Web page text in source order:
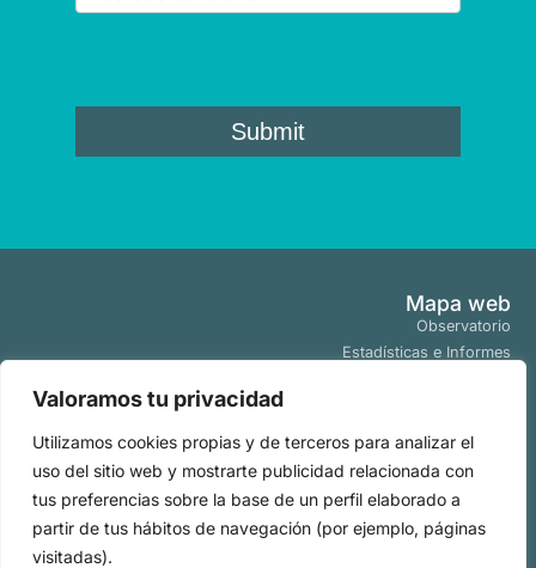
Valoramos tu privacidad
Utilizamos cookies propias y de terceros para analizar el
uso del sitio web y mostrarte publicidad relacionada con
tus preferencias sobre la base de un perfil elaborado a
partir de tus hábitos de navegación (por ejemplo, páginas
visitadas).
Mapa web
Observatorio
Estadísticas e Informes
Tendencias
Políticas
Aviso Legal